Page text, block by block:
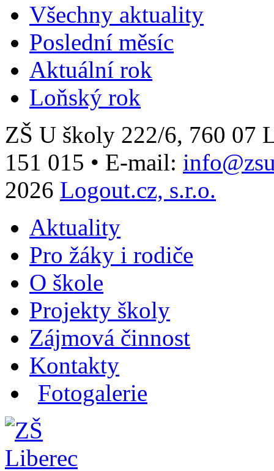
Všechny aktuality
Poslední měsíc
Aktuální rok
Loňský rok
ZŠ U školy 222/6, 760 07
151 015 • E-mail:
2026 Logout.cz, s.r.o.
Aktuality
Pro žáky i rodiče
O škole
Projekty školy
Zájmová činnost
Kontakty
Fotogalerie